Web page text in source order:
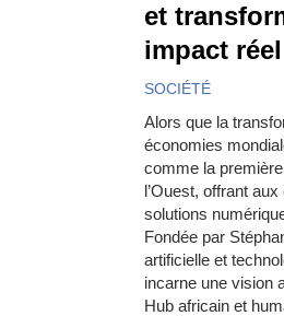
et
impact réel
SOCIÉTÉ
Alors que la
économies
comme la
l’Ouest, offrant
solutions
Fondée par
artificielle et
incarne une vision
Hub africain et